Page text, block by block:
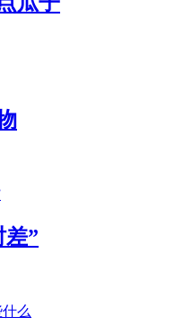
差”